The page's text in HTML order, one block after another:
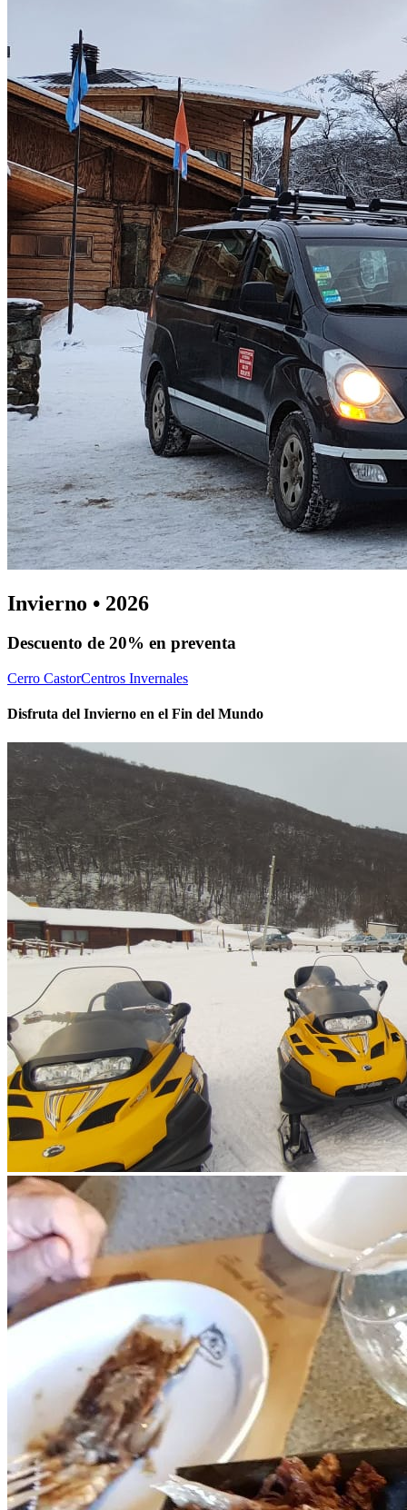
Invierno • 2026
Descuento de 20% en preventa
Cerro CastorCentros Invernales
Disfruta del Invierno en el Fin del Mundo